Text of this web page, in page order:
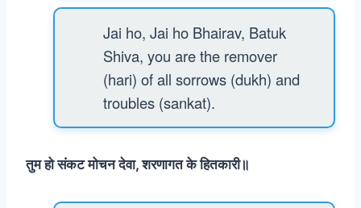
Jai ho, Jai ho Bhairav, Batuk
Shiva, you are the remover
(hari) of all sorrows (dukh) and
troubles (sankat).
तुम हो संकट मोचन देवा, शरणागत के हितकारी॥